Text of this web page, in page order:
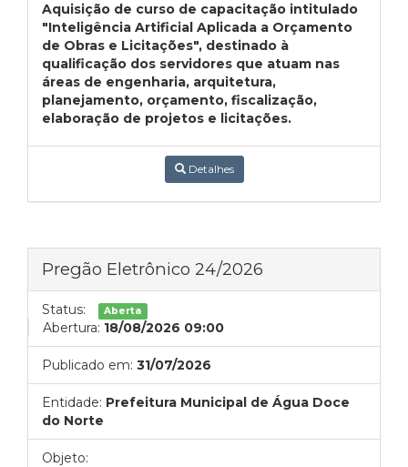
Aquisição de curso de capacitação intitulado
"Inteligência Artificial Aplicada a Orçamento
de Obras e Licitações", destinado à
qualificação dos servidores que atuam nas
áreas de engenharia, arquitetura,
planejamento, orçamento, fiscalização,
elaboração de projetos e licitações.
Detalhes
Pregão Eletrônico 24/2026
Status: Aberta
Abertura: 18/08/2026 09:00
Publicado em: 31/07/2026
Entidade: Prefeitura Municipal de Água Doce
do Norte
Objeto: